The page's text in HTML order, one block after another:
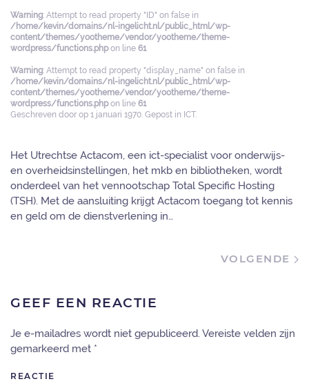
Warning: Attempt to read property "ID" on false in
/home/kevin/domains/nl-ingelicht.nl/public_html/wp-
content/themes/yootheme/vendor/yootheme/theme-
wordpress/functions.phpon line 61
Warning: Attempt to read property "display_name" on false in
/home/kevin/domains/nl-ingelicht.nl/public_html/wp-
content/themes/yootheme/vendor/yootheme/theme-
wordpress/functions.phpon line 61
Geschreven door op 1 januari 1970 . Gepost in ICT.
Het Utrechtse Actacom, een ict-specialist voor onderwijs-
en overheidsinstellingen, het mkb en bibliotheken, wordt
onderdeel van het vennootschap Total Specific Hosting
(TSH). Met de aansluiting krijgt Actacom toegang tot kennis
en geld om de dienstverlening in…
VOLGENDE
GEEF EEN REACTIE
Je e-mailadres wordt niet gepubliceerd. Vereiste velden zijn
gemarkeerd met *
REACTIE